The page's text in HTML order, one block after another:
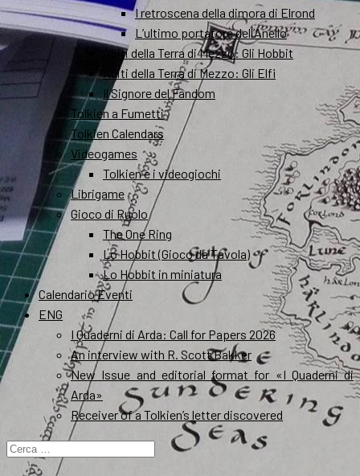
I retroscena della dimora di Elrond
L’ultimo portatore dell’Anello
Abiti della Terra di Mezzo: Gli Hobbit
Abiti della Terra di Mezzo: Gli Elfi
Il Signore del Fandom
Tolkien a Fumetti
Tolkien Calendars
Videogames
Tolkien e i videogiochi
Librigame
Gioco di Ruolo
The One Ring
Lo Hobbit (Gioco da Tavola)
Lo Hobbit in miniatura
Calendario Eventi
ENG
I Quaderni di Arda: Call for Papers 2026
An interview with R. Scott Bakker
New Issue and editorial format for «I Quaderni di
Arda»
Receiver of a Tolkien’s letter discovered
Ricerca
per: